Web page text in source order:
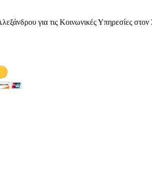
για τις Κοινωνικές Υπηρεσίες στον